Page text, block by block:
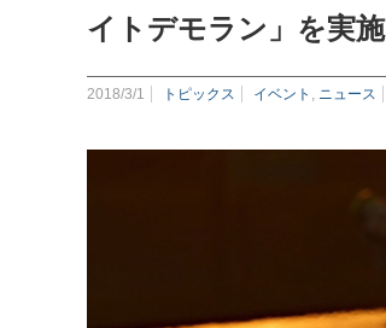
イトデモラン」を実施
2018/3/1 トピックス イベント ニュース